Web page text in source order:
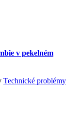
v pekelném
Technické problémy